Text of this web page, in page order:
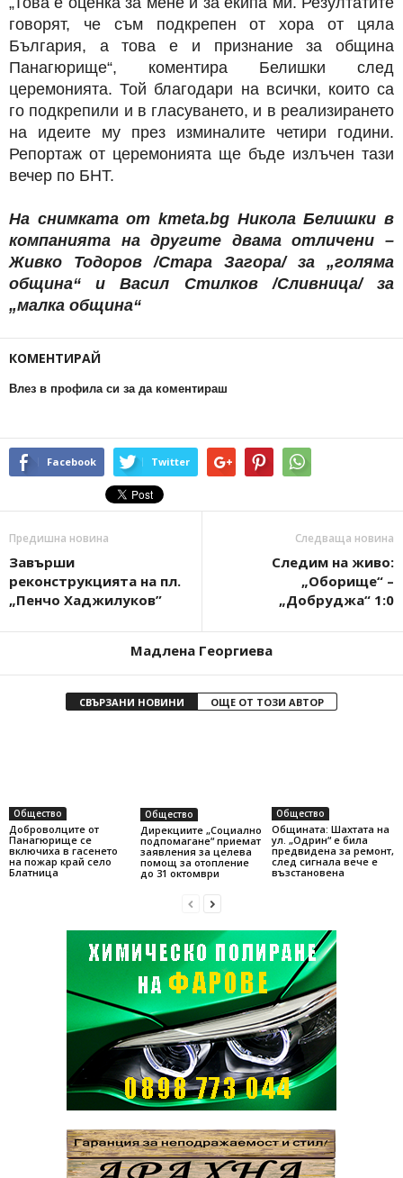
говорят, че съм подкрепен от хора от цяла
България, а това е и признание за община
Панагюрище“, коментира Белишки след
церемонията. Той благодари на всички, които са
го подкрепили и в гласуването, и в реализирането
на идеите му през изминалите четири години.
Репортаж от церемонията ще бъде излъчен тази
вечер по БНТ.
На снимката от kmeta.bg Никола Белишки в
компанията на другите двама отличени –
Живко Тодоров /Стара Загора/ за „голяма
община“ и Васил Стилков /Сливница/ за
„малка община“
КОМЕНТИРАЙ
Влез в профила си за да коментираш
Facebook Twitter
Предишна новина
Завърши
реконструкцията на пл.
„Пенчо Хаджилуков”
Следваща новина
Следим на живо:
„Оборище“ –
„Добруджа“ 1:0
Мадлена Георгиева
СВЪРЗАНИ НОВИНИ ОЩЕ ОТ ТОЗИ АВТОР
Общество
Доброволците от
Панагюрище се
включиха в гасенето
на пожар край село
Блатница
Общество
Дирекциите „Социално
подпомагане“ приемат
заявления за целева
помощ за отопление
до 31 октомври
Общество
Общината: Шахтата на
ул. „Одрин“ е била
предвидена за ремонт,
след сигнала вече е
възстановена